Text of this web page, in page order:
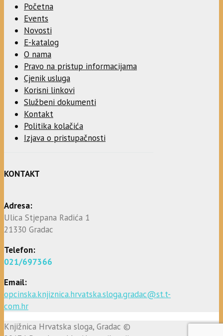
Početna
Events
Novosti
E-katalog
O nama
Pravo na pristup informacijama
Cjenik usluga
Korisni linkovi
Službeni dokumenti
Kontakt
Politika kolačića
Izjava o pristupačnosti
KONTAKT
Adresa:
Ulica Stjepana Radića 1
21330 Gradac
Telefon:
021/697366
Email:
opcinska.knjiznica.hrvatska.sloga.gradac@st.t-
com.hr
Knjižnica Hrvatska sloga, Gradac ©